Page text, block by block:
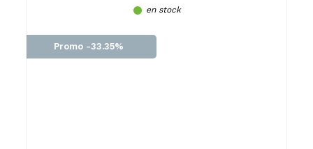
en stock
Promo -33.35%